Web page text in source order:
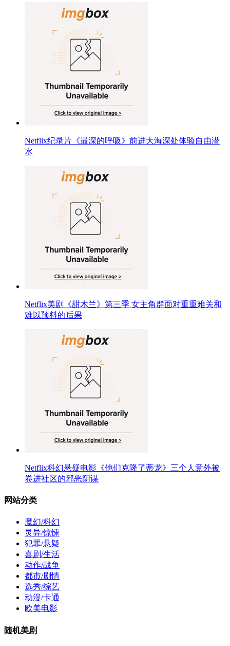
Netflix纪录片《最深的呼吸》前进大海深处体验自由潜
水
Netflix美剧《甜木兰》第三季 女主角群面对重重难关和
难以预料的后果
Netflix科幻悬疑电影《他们克隆了蒂龙》三个人意外被
卷进社区的邪恶阴谋
网站分类
魔幻/科幻
灵异/惊悚
犯罪/悬疑
喜剧/生活
动作/战争
都市/剧情
选秀/综艺
动漫/卡通
欧美电影
随机美剧